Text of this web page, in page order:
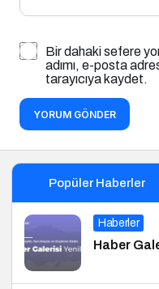
Bir dahaki sefere
adımı, e-posta
tarayıcıya kaydet.
YORUM GÖNDER
Popüler Haberler
Haberler
Haber